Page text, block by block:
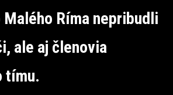
Ríma nepribudli
ale aj členovia
tímu.